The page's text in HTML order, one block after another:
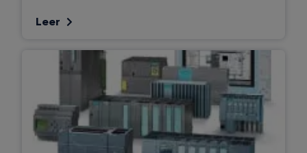
Leer